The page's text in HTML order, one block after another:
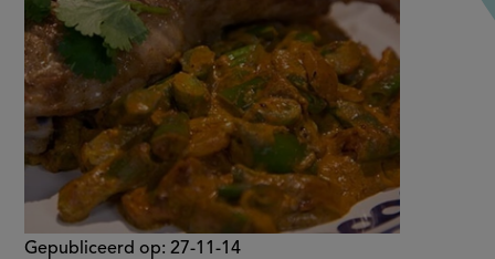
Gepubliceerd op: 27-11-14